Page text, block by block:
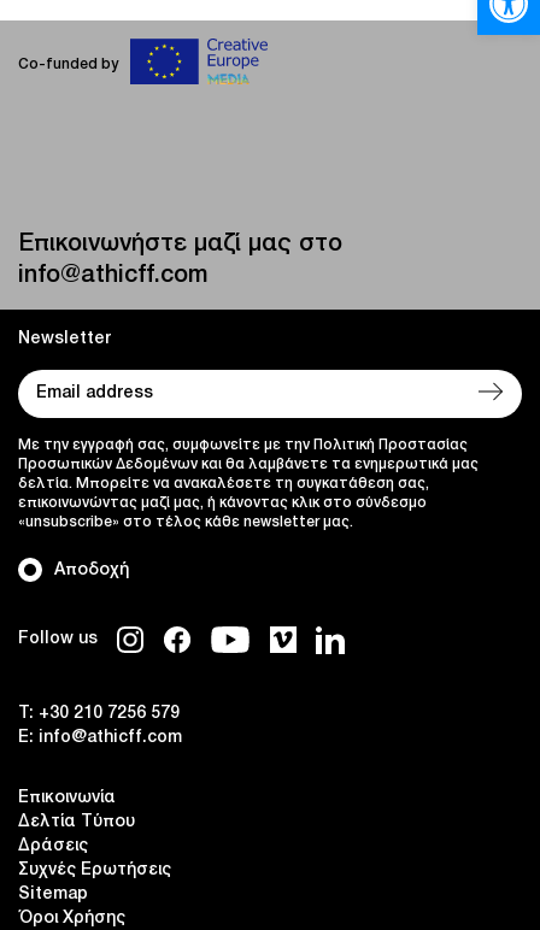
Co-funded by
Επικοινωνήστε μαζί μας στο
info@athicff.com
Follow us
T: +30 210 7256 579
E:
info@athicff.com
Επικοινωνία
Δελτία Τύπου
Δράσεις
Συχνές Ερωτήσεις
Sitemap
Όροι Χρήσης
Newsletter
Αποδοχή
Με την εγγραφή σας, συμφωνείτε με την Πολιτική Προστασίας
Προσωπικών Δεδομένων και θα λαμβάνετε τα ενημερωτικά μας
δελτία. Μπορείτε να ανακαλέσετε τη συγκατάθεση σας,
επικοινωνώντας μαζί μας, ή κάνοντας κλικ στο σύνδεσμο
«unsubscribe» στο τέλος κάθε newsletter μας.